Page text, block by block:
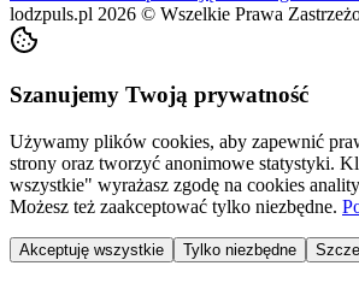
lodzpuls.pl 2026 © Wszelkie Prawa
Szanujemy Twoją prywatność
Używamy plików cookies, aby zapewnić
strony oraz tworzyć anonimowe statystyki.
wszystkie" wyrażasz zgodę na cookies
Możesz też zaakceptować tylko niezbędne.
Akceptuję wszystkie Tylko niezbędne